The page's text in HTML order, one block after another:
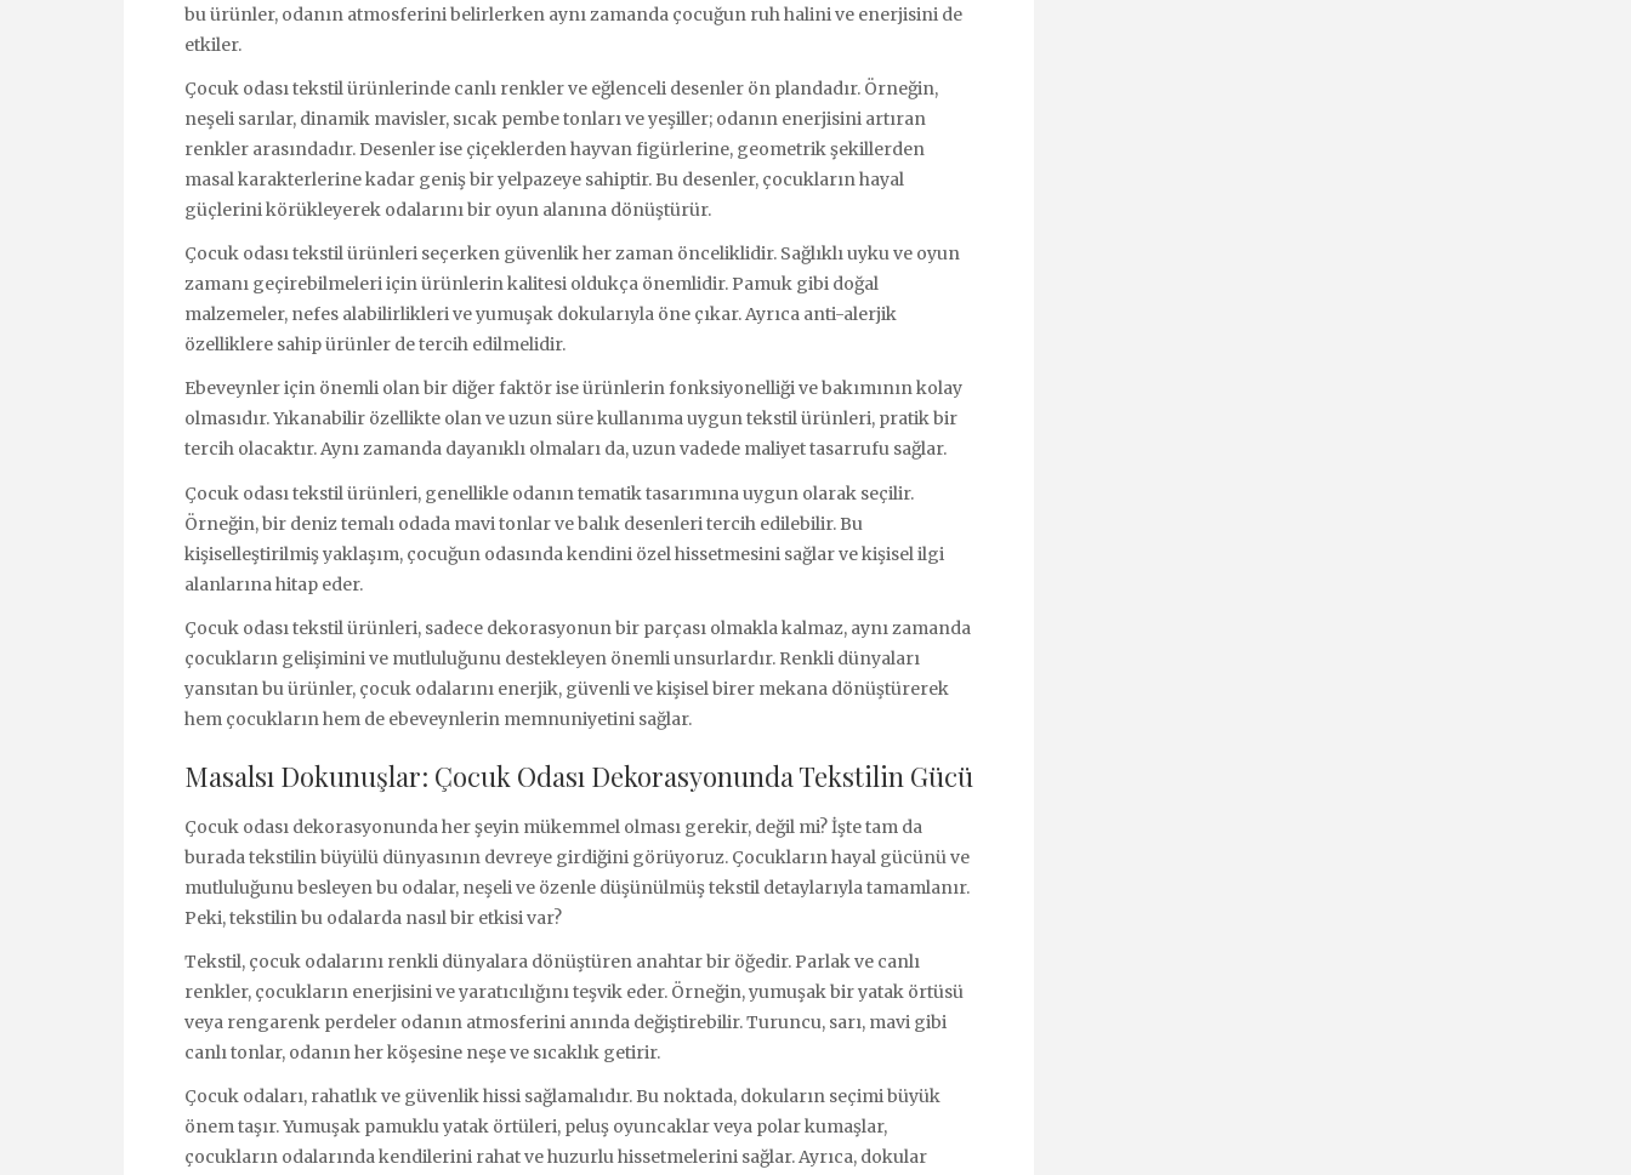
bu ürünler, odanın atmosferini belirlerken aynı zamanda çocuğun ruh halini ve enerjisini de
etkiler.
Çocuk odası tekstil ürünlerinde canlı renkler ve eğlenceli desenler ön plandadır. Örneğin,
neşeli sarılar, dinamik mavisler, sıcak pembe tonları ve yeşiller; odanın enerjisini artıran
renkler arasındadır. Desenler ise çiçeklerden hayvan figürlerine, geometrik şekillerden
masal karakterlerine kadar geniş bir yelpazeye sahiptir. Bu desenler, çocukların hayal
güçlerini körükleyerek odalarını bir oyun alanına dönüştürür.
Çocuk odası tekstil ürünleri seçerken güvenlik her zaman önceliklidir. Sağlıklı uyku ve oyun
zamanı geçirebilmeleri için ürünlerin kalitesi oldukça önemlidir. Pamuk gibi doğal
malzemeler, nefes alabilirlikleri ve yumuşak dokularıyla öne çıkar. Ayrıca anti-alerjik
özelliklere sahip ürünler de tercih edilmelidir.
Ebeveynler için önemli olan bir diğer faktör ise ürünlerin fonksiyonelliği ve bakımının kolay
olmasıdır. Yıkanabilir özellikte olan ve uzun süre kullanıma uygun tekstil ürünleri, pratik bir
tercih olacaktır. Aynı zamanda dayanıklı olmaları da, uzun vadede maliyet tasarrufu sağlar.
Çocuk odası tekstil ürünleri, genellikle odanın tematik tasarımına uygun olarak seçilir.
Örneğin, bir deniz temalı odada mavi tonlar ve balık desenleri tercih edilebilir. Bu
kişiselleştirilmiş yaklaşım, çocuğun odasında kendini özel hissetmesini sağlar ve kişisel ilgi
alanlarına hitap eder.
Çocuk odası tekstil ürünleri, sadece dekorasyonun bir parçası olmakla kalmaz, aynı zamanda
çocukların gelişimini ve mutluluğunu destekleyen önemli unsurlardır. Renkli dünyaları
yansıtan bu ürünler, çocuk odalarını enerjik, güvenli ve kişisel birer mekana dönüştürerek
hem çocukların hem de ebeveynlerin memnuniyetini sağlar.
Masalsı Dokunuşlar: Çocuk Odası Dekorasyonunda Tekstilin Gücü
Çocuk odası dekorasyonunda her şeyin mükemmel olması gerekir, değil mi? İşte tam da
burada tekstilin büyülü dünyasının devreye girdiğini görüyoruz. Çocukların hayal gücünü ve
mutluluğunu besleyen bu odalar, neşeli ve özenle düşünülmüş tekstil detaylarıyla tamamlanır.
Peki, tekstilin bu odalarda nasıl bir etkisi var?
Tekstil, çocuk odalarını renkli dünyalara dönüştüren anahtar bir öğedir. Parlak ve canlı
renkler, çocukların enerjisini ve yaratıcılığını teşvik eder. Örneğin, yumuşak bir yatak örtüsü
veya rengarenk perdeler odanın atmosferini anında değiştirebilir. Turuncu, sarı, mavi gibi
canlı tonlar, odanın her köşesine neşe ve sıcaklık getirir.
Çocuk odaları, rahatlık ve güvenlik hissi sağlamalıdır. Bu noktada, dokuların seçimi büyük
önem taşır. Yumuşak pamuklu yatak örtüleri, peluş oyuncaklar veya polar kumaşlar,
çocukların odalarında kendilerini rahat ve huzurlu hissetmelerini sağlar. Ayrıca, dokular